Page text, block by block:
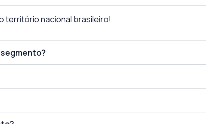
território nacional brasileiro!